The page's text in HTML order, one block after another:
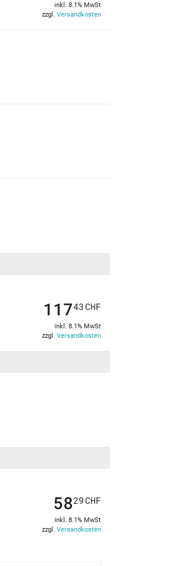
inkl. 8.1% MwSt
zzgl. Versandkosten
11743CHF
inkl. 8.1% MwSt
zzgl. Versandkosten
5829CHF
inkl. 8.1% MwSt
zzgl. Versandkosten